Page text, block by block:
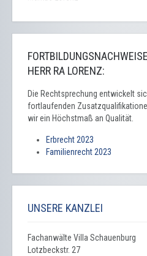
FORTBILDUNGSNACHWEISE
HERR RA LORENZ:
Die Rechtsprechung entwickelt
fortlaufenden
wir ein Höchstmaß an Qualität.
Erbrecht 2023
Familienrecht 2023
UNSERE KANZLEI
Fachanwälte Villa Schauenburg
Lotzbeckstr. 27